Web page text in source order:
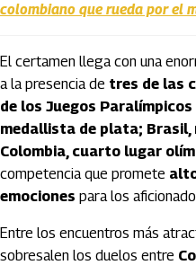
colombiano que rueda por el
El certamen llega con una
a la presencia de tres de las
de los Juegos
medallista de plata;
Colombia, cuarto lugar
competencia que promete
emociones para los
Entre los encuentros más
sobresalen los duelos entre